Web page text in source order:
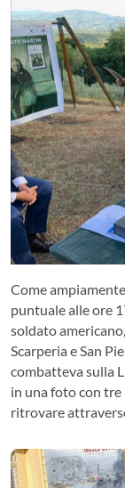
Come
puntuale alle ore
soldato
Scarperia e San
combatteva sulla
in una foto con tre
ritrovare